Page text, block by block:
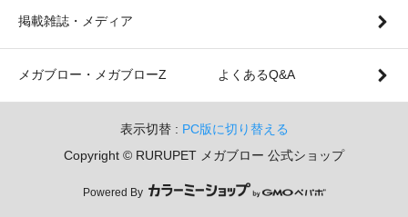
掲載雑誌・メディア
メガブロー・メガブローZ よくあるQ&A
表示切替 : PC版に切り替える
Copyright © RURUPET メガブロー 公式ショップ
Powered By